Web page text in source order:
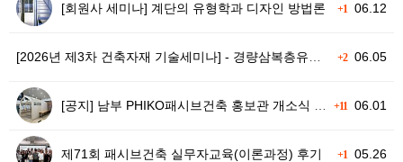
+1 06.12
[회원사 세미나] 계단의 유형학과 디자인 방법론
+206.05
[2026년 제3차 건축자재 기술세미나] - 경량삼복층유리(코닝)
+11 06.01
[공지] 남부 PHIKO패시브건축 홍보관 개소식 참가 안내
+1 05.26
제71회 패시브건축 실무자교육(이론과정) 후기